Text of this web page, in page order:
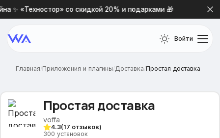
✨ «Техностор» со скидкой 20% и подарками 🎁
Войти
Главная/Приложения и плагины/Доставка/Простая доставка
Простая доставка
voffa
4.3(17 отзывов)
300 установок